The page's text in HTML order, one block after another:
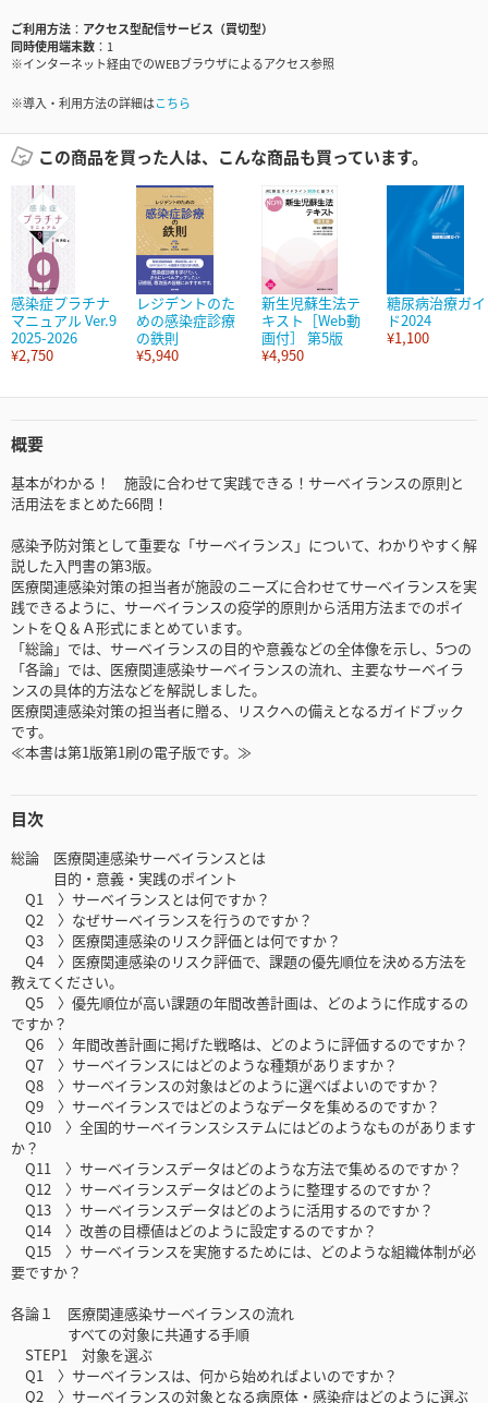
ご利用方法
アクセス型配信サービス（買切型）
同時使用端末数
1
※インターネット経由でのWEBブラウザによるアクセス参照
※導入・利用方法の詳細はこちら
この商品を買った人は、こんな商品も買っています。
感染症プラチナ
マニュアル Ver.9
2025-2026
¥2,750
レジデントのた
めの感染症診療
の鉄則
¥5,940
新生児蘇生法テ
キスト［Web動
画付］ 第5版
¥4,950
糖尿病治療ガイ
ド2024
¥1,100
概要
基本がわかる！ 施設に合わせて実践できる！サーベイランスの原則と
活用法をまとめた66問！
感染予防対策として重要な「サーベイランス」について、わかりやすく解
説した入門書の第3版。
医療関連感染対策の担当者が施設のニーズに合わせてサーベイランスを実
践できるように、サーベイランスの疫学的原則から活用方法までのポイ
ントをＱ＆Ａ形式にまとめています。
「総論」では、サーベイランスの目的や意義などの全体像を示し、5つの
「各論」では、医療関連感染サーベイランスの流れ、主要なサーベイラ
ンスの具体的方法などを解説しました。
医療関連感染対策の担当者に贈る、リスクへの備えとなるガイドブック
です。
≪本書は第1版第1刷の電子版です。≫
目次
総論 医療関連感染サーベイランスとは
目的・意義・実践のポイント
Q1 〉サーベイランスとは何ですか？
Q2 〉なぜサーベイランスを行うのですか？
Q3 〉医療関連感染のリスク評価とは何ですか？
Q4 〉医療関連感染のリスク評価で、課題の優先順位を決める方法を
教えてください。
Q5 〉優先順位が高い課題の年間改善計画は、どのように作成するの
ですか？
Q6 〉年間改善計画に掲げた戦略は、どのように評価するのですか？
Q7 〉サーベイランスにはどのような種類がありますか？
Q8 〉サーベイランスの対象はどのように選べばよいのですか？
Q9 〉サーベイランスではどのようなデータを集めるのですか？
Q10 〉全国的サーベイランスシステムにはどのようなものがあります
か？
Q11 〉サーベイランスデータはどのような方法で集めるのですか？
Q12 〉サーベイランスデータはどのように整理するのですか？
Q13 〉サーベイランスデータはどのように活用するのですか？
Q14 〉改善の目標値はどのように設定するのですか？
Q15 〉サーベイランスを実施するためには、どのような組織体制が必
要ですか？
各論１ 医療関連感染サーベイランスの流れ
すべての対象に共通する手順
STEP1 対象を選ぶ
Q1 〉サーベイランスは、何から始めればよいのですか？
Q2 〉サーベイランスの対象となる病原体・感染症はどのように選ぶ